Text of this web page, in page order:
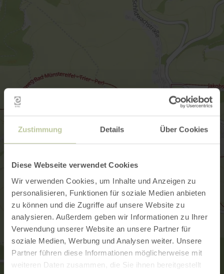
Zustimmung Details Über Cookies
Diese Webseite verwendet Cookies
Wir verwenden Cookies, um Inhalte und Anzeigen zu
personalisieren, Funktionen für soziale Medien anbieten
zu können und die Zugriffe auf unsere Website zu
analysieren. Außerdem geben wir Informationen zu Ihrer
Verwendung unserer Website an unsere Partner für
soziale Medien, Werbung und Analysen weiter. Unsere
Partner führen diese Informationen möglicherweise mit
weiteren Daten zusammen, die Sie ihnen bereitgestellt